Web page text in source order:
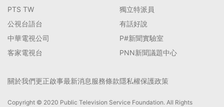
PTS TW
公視台語台
中華電視公司
客家電視台
獨立特派員
有話好說
P#新聞實驗室
PNN新聞議題中心
關於我們更正啟事最新消息服務條款隱私權保護政策
Copyright © 2020 Public Television Service Foundation. All Rights